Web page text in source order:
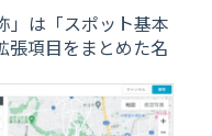
は「スポット基本
張項目をまとめた名